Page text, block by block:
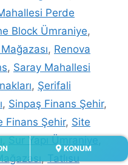
Perde
Block Ümraniye,
, Renova
, Saray Mahallesi
, Şerifali
, Sinpaş Finans Şehir,
Finans Şehir, Site
,Tatlısu
KONUM